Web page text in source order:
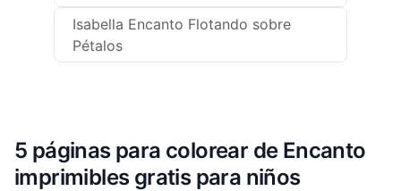
Isabella Encanto Flotando sobre
Pétalos
5 páginas para colorear de Encanto
imprimibles gratis para niños